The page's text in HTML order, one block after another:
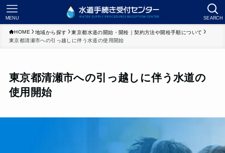
SEARCH
MENU
HOME 地域から探す
東京都水道の開始・開栓｜契約方法や開栓手順について
東京都清瀬市への引っ越しに伴う水道の使用開始
東京都清瀬市への引っ越しに伴う水道の
使用開始